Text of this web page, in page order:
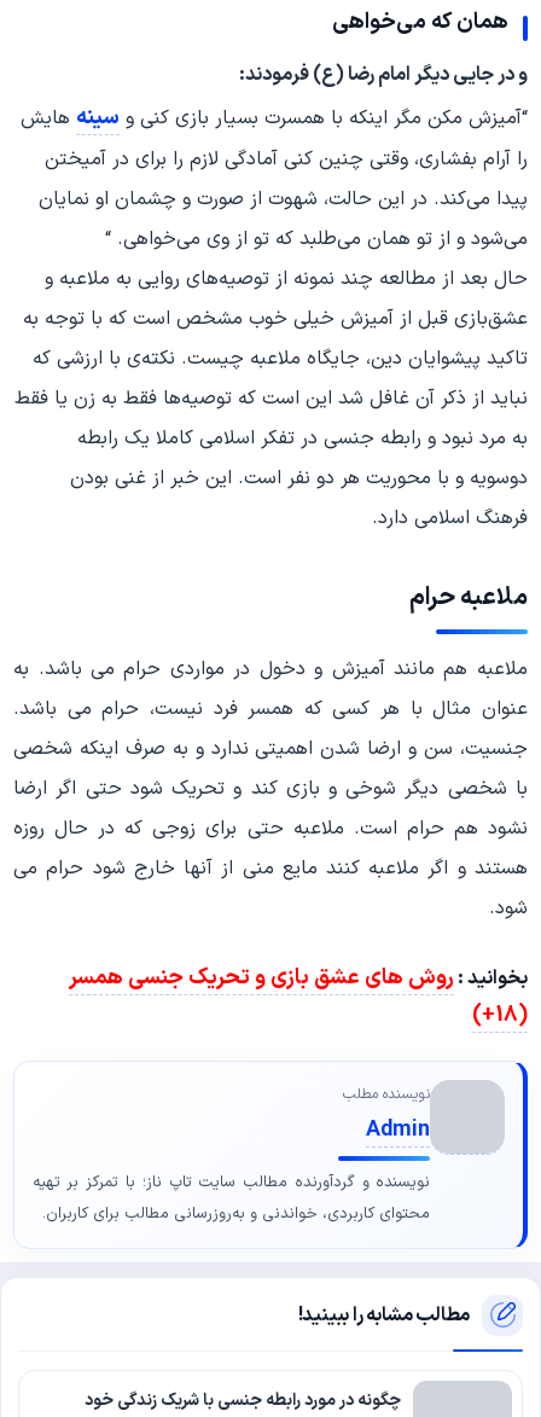
همان که می‌خواهی
و در جایی دیگر امام رضا (ع) فرمودند:
“آمیزش مکن مگر اینکه با همسرت بسیار بازی کنی و سینه هایش
را آرام بفشاری، وقتی چنین کنی آمادگی لازم را برای در آمیختن
پیدا می‌کند. در این حالت، شهوت از صورت و چشمان او نمایان
می‌شود و از تو همان می‌طلبد که تو از وی می‌خواهی. “
حال بعد از مطالعه چند نمونه از توصیه‌های روایی به ملاعبه و
عشق‌بازی قبل از آمیزش خیلی خوب مشخص است که با توجه به
تاکید پیشوایان دین، جایگاه ملاعبه چیست. نکته‌ی با ارزشی که
نباید از ذکر آن غافل شد این است که توصیه‌ها فقط به زن یا فقط
به مرد نبود و رابطه جنسی در تفکر اسلامی کاملا یک رابطه
دو‌سویه و با محوریت هر دو نفر است. این خبر از غنی بودن
فرهنگ اسلامی دارد.
ملاعبه حرام
ملاعبه هم مانند آمیزش و دخول در مواردی حرام می باشد. به
عنوان مثال با هر کسی که همسر فرد نیست، حرام می باشد.
جنسیت، سن و ارضا شدن اهمیتی ندارد و به صرف اینکه شخصی
با شخصی دیگر شوخی و بازی کند و تحریک شود حتی اگر ارضا
نشود هم حرام است. ملاعبه حتی برای زوجی که در حال روزه
هستند و اگر ملاعبه کنند مایع منی از آنها خارج شود حرام می
شود.
بخوانید : روش های عشق بازی و تحریک جنسی همسر
(18+)
نویسنده مطلب
Admin
نویسنده و گردآورنده مطالب سایت تاپ ناز؛ با تمرکز بر تهیه
محتوای کاربردی، خواندنی و به‌روزرسانی مطالب برای کاربران.
مطالب مشابه را ببینید!
چگونه در مورد رابطه جنسی با شریک زندگی خود